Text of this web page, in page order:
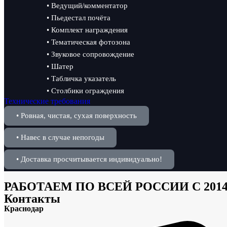
• Ведущий/комментатор
• Пьедестал почёта
• Комплект награждения
• Тематическая фотозона
• Звуковое сопровождение
• Шатер
• Табличка указатель
• Столбики ограждения
Технические требования
• Ровная, чистая, сухая поверхность
• Навес в случае непогоды
• Доставка просчитывается индивидуально!
РАБОТАЕМ ПО ВСЕЙ РОССИИ С
Контакты
Краснодар